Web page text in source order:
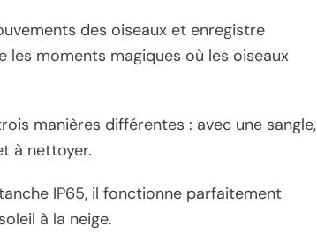
des oiseaux et enregistre
les moments magiques où les oiseaux
manières différentes : avec une sangle,
à nettoyer.
IP65, il fonctionne parfaitement
à la neige.